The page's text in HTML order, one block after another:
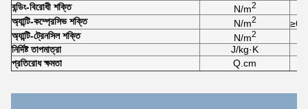
বন্ডিং-বিরোধী শক্তি
N/m2
অ্যান্টি-কম্প্রেসিভ শক্তি N/m2
অ্যান্টি-ট্রেনসিল শক্তি
N/m2
নির্দিষ্ট তাপমাত্রা
J/kg·K
প্রতিরোধ ক্ষমতা
Q.cm